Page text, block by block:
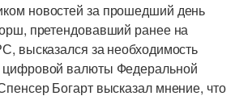
новостей за прошедший день
претендовавший ранее на
высказался за необходимость
цифровой валюты Федеральной
Богарт высказал мнение, что